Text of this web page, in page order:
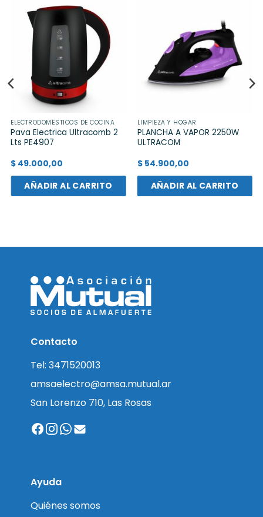
ELECTRODOMÉSTICOS DE COCINA
Pava Electrica Ultracomb 2
Lts PE4907
$ 49.000,00
AÑADIR AL CARRITO
LIMPIEZA Y HOGAR
PLANCHA A VAPOR 2250W
ULTRACOM
$54.900,00
AÑADIR AL CARRITO
Contacto
Tel: 3471520013
amsaelectro@amsa.mutual.ar
San Lorenzo 710, Las Rosas
Ayuda
Quiénes somos